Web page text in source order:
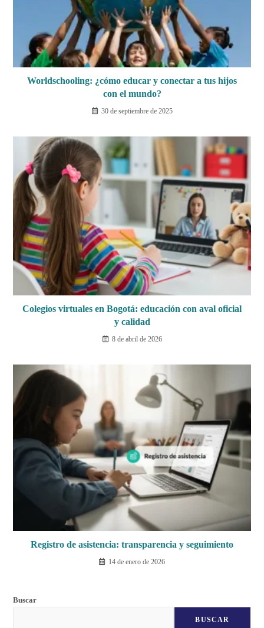
Worldschooling: ¿cómo educar y conectar a tus hijos
con el mundo?
30 de septiembre de 2025
Colegios virtuales en Bogotá: educación con aval oficial
y calidad
8 de abril de 2026
Registro de asistencia: transparencia y seguimiento
14 de enero de 2026
Buscar
BUSCAR